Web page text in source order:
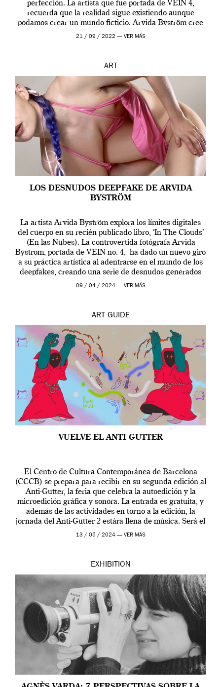
perfección. La artista que fue portada de VEIN 4,
recuerda que la realidad sigue existiendo aunque
podamos crear un mundo ficticio. Arvida Byström cree
que los humanos tienen un complejo […]
21 / 09 / 2022 — VER MÁS
ART
LOS DESNUDOS DEEPFAKE DE ARVIDA
BYSTRÖM
La artista Arvida Byström explora los límites digitales
del cuerpo en su recién publicado libro, ‘In The Clouds’
(En las Nubes). La controvertida fotógrafa Arvida
Byström, portada de VEIN no. 4, ha dado un nuevo giro
a su práctica artística al adentrarse en el mundo de los
deepfakes, creando una serie de desnudos generados
por […]
09 / 04 / 2024 — VER MÁS
ART GUIDE
VUELVE EL ANTI-GUTTER
El Centro de Cultura Contemporánea de Barcelona
(CCCB) se prepara para recibir en su segunda edición al
Anti-Gutter, la feria que celebra la autoedición y la
microedición gráfica y sonora. La entrada es gratuita, y
además de las actividades en torno a la edición, la
jornada del Anti-Gutter 2 estára llena de música. Será el
[…]
13 / 05 / 2024 — VER MÁS
EXHIBITION